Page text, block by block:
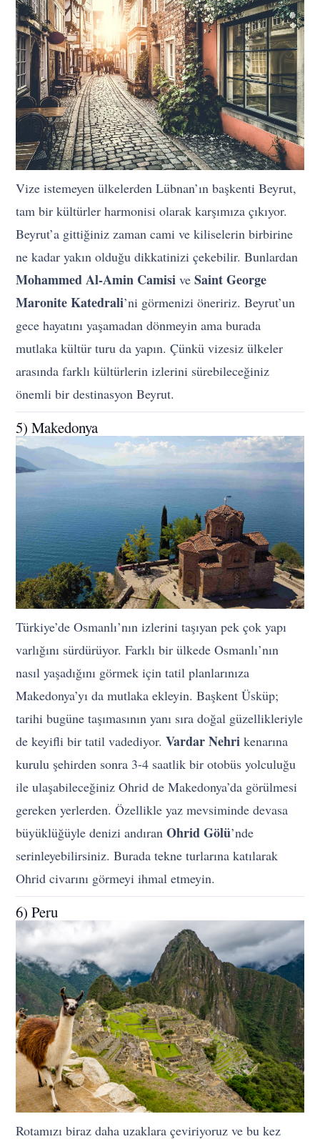
Vize istemeyen ülkelerden Lübnan’ın başkenti Beyrut,
tam bir kültürler harmonisi olarak karşımıza çıkıyor.
Beyrut’a gittiğiniz zaman cami ve kiliselerin birbirine
ne kadar yakın olduğu dikkatinizi çekebilir. Bunlardan
Mohammed Al-Amin Camisi veSaint George
Maronite Katedrali’ni görmenizi öneririz. Beyrut’un
gece hayatını yaşamadan dönmeyin ama burada
mutlaka kültür turu da yapın. Çünkü vizesiz ülkeler
arasında farklı kültürlerin izlerini sürebileceğiniz
önemli bir destinasyon Beyrut.
5) Makedonya
Türkiye’de Osmanlı’nın izlerini taşıyan pek çok yapı
varlığını sürdürüyor. Farklı bir ülkede Osmanlı’nın
nasıl yaşadığını görmek için tatil planlarınıza
Makedonya’yı da mutlaka ekleyin. Başkent Üsküp;
tarihi bugüne taşımasının yanı sıra doğal güzellikleriyle
de keyifli bir tatil vadediyor.Vardar Nehri kenarına
kurulu şehirden sonra 3-4 saatlik bir otobüs yolculuğu
ile ulaşabileceğiniz Ohrid de Makedonya’da görülmesi
gereken yerlerden. Özellikle yaz mevsiminde devasa
büyüklüğüyle denizi andıranOhrid Gölü’nde
serinleyebilirsiniz. Burada tekne turlarına katılarak
Ohrid civarını görmeyi ihmal etmeyin.
6) Peru
Rotamızı biraz daha uzaklara çeviriyoruz ve bu kez